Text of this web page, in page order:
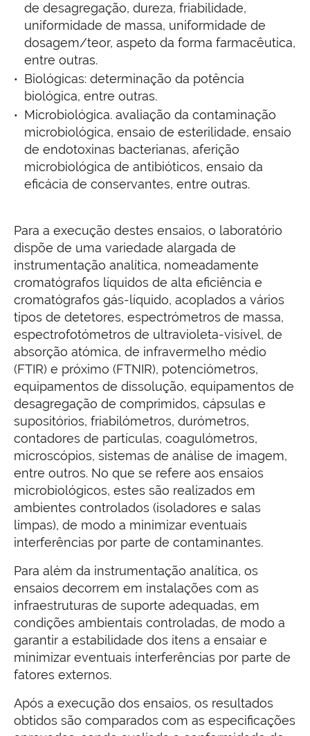
de desagregação, dureza, friabilidade,
uniformidade de massa, uniformidade de
dosagem/teor, aspeto da forma farmacêutica,
entre outras.
Biológicas: determinação da potência
biológica, entre outras.
Microbiológica. avaliação da contaminação
microbiológica, ensaio de esterilidade, ensaio
de endotoxinas bacterianas, aferição
microbiológica de antibióticos, ensaio da
eficácia de conservantes, entre outras.
Para a execução destes ensaios, o laboratório
dispõe de uma variedade alargada de
instrumentação analítica, nomeadamente
cromatógrafos líquidos de alta eficiência e
cromatógrafos gás-líquido, acoplados a vários
tipos de detetores, espectrómetros de massa,
espectrofotómetros de ultravioleta-visível, de
absorção atómica, de infravermelho médio
(FTIR) e próximo (FTNIR), potenciómetros,
equipamentos de dissolução, equipamentos de
desagregação de comprimidos, cápsulas e
supositórios, friabilómetros, durómetros,
contadores de partículas, coagulómetros,
microscópios, sistemas de análise de imagem,
entre outros. No que se refere aos ensaios
microbiológicos, estes são realizados em
ambientes controlados (isoladores e salas
limpas), de modo a minimizar eventuais
interferências por parte de contaminantes.
Para além da instrumentação analítica, os
ensaios decorrem em instalações com as
infraestruturas de suporte adequadas, em
condições ambientais controladas, de modo a
garantir a estabilidade dos itens a ensaiar e
minimizar eventuais interferências por parte de
fatores externos.
Após a execução dos ensaios, os resultados
obtidos são comparados com as especificações